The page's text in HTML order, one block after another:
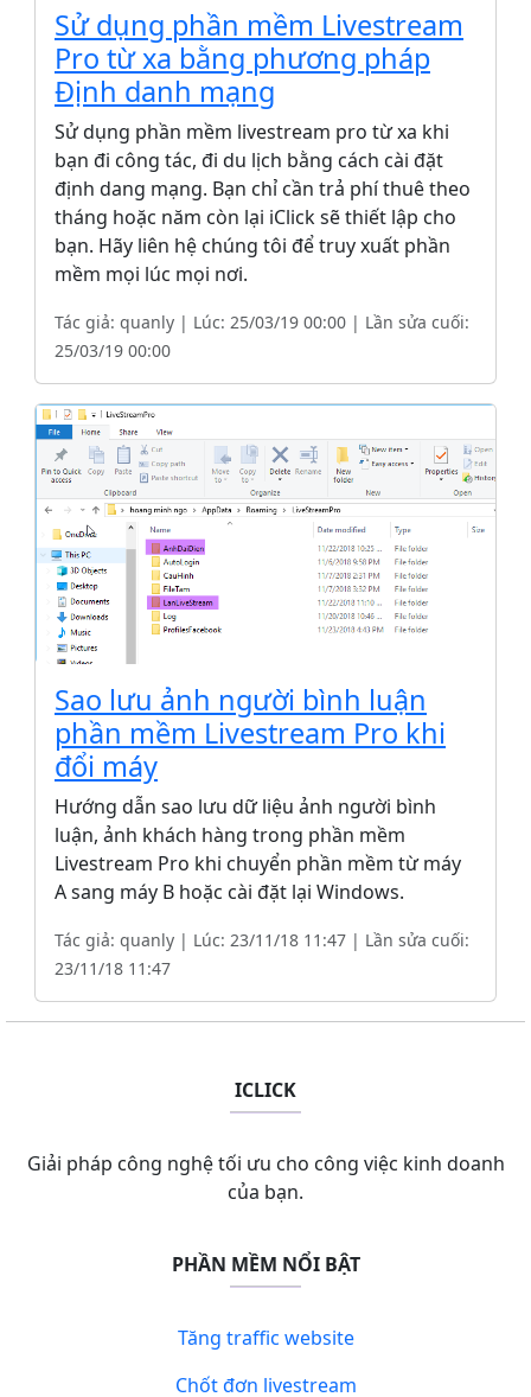
Sử dụng phần mềm Livestream
Pro từ xa bằng phương pháp
Định danh mạng
Sử dụng phần mềm livestream pro từ xa khi
bạn đi công tác, đi du lịch bằng cách cài đặt
định dang mạng. Bạn chỉ cần trả phí thuê theo
tháng hoặc năm còn lại iClick sẽ thiết lập cho
bạn. Hãy liên hệ chúng tôi để truy xuất phần
mềm mọi lúc mọi nơi.
Tác giả: quanly | Lúc: 25/03/19 00:00 | Lần sửa cuối:
25/03/19 00:00
Sao lưu ảnh người bình luận
phần mềm Livestream Pro khi
đổi máy
Hướng dẫn sao lưu dữ liệu ảnh người bình
luận, ảnh khách hàng trong phần mềm
Livestream Pro khi chuyển phần mềm từ máy
A sang máy B hoặc cài đặt lại Windows.
Tác giả: quanly | Lúc: 23/11/18 11:47 | Lần sửa cuối:
23/11/18 11:47
ICLICK
Giải pháp công nghệ tối ưu cho công việc kinh doanh
của bạn.
PHẦN MỀM NỔI BẬT
Tăng traffic website
Chốt đơn livestream